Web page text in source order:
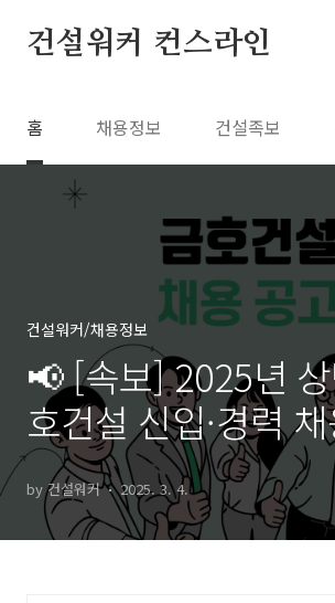
건설워커 컨스라인
홈 채용정보 건설족보
건설워커/채용정보
📢 [속보] 2025년
호건설 신입·경력
by 건설워커 2025. 3. 4.